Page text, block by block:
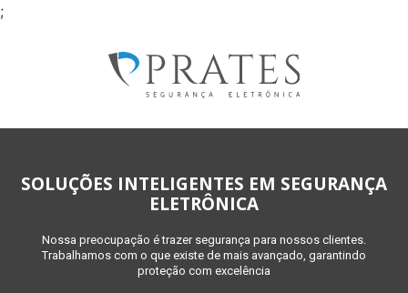
;
SOLUÇÕES INTELIGENTES EM SEGURANÇA
ELETRÔNICA
Nossa preocupação é trazer segurança para nossos clientes.
Trabalhamos com o que existe de mais avançado, garantindo
proteção com excelência